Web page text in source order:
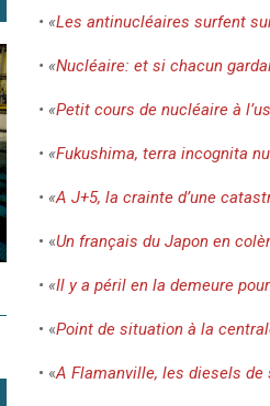
• «Les antinucléaires surfent
• «Nucléaire: et si chacun
• «Petit cours de nucléaire à
• «Fukushima, terra incognita
• «A J+5, la crainte d’une
• «Un français du Japon en
• «Il y a péril en la demeure
• «Point de situation à la
• «A Flamanville, les diesels de